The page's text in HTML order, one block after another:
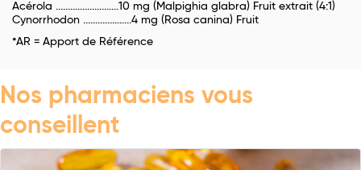
Acérola ..........................10 mg (Malpighia glabra) Fruit extrait (4:1)
Cynorrhodon ....................4 mg (Rosa canina) Fruit
*AR = Apport de Référence
Nos pharmaciens vous
conseillent